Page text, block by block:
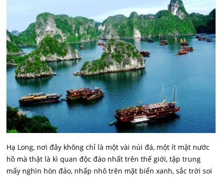
Hạ Long, nơi đây không chỉ là một vài núi đá, một ít mặt nước
hồ mà thật là kì quan độc đáo nhất trên thế giới, tập trung
mấy nghìn hòn đảo, nhấp nhô trên mặt biển xanh, sắc trời soi